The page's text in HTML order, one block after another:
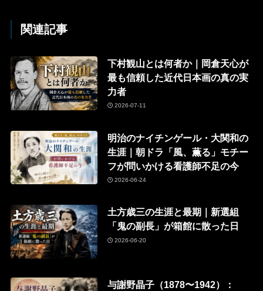
関連記事
下村観山とは何者か｜岡倉天心が
最も信頼した近代日本画の真の実
力者
2026-07-11
明治のナイチンゲール・大関和の
生涯｜朝ドラ「風、薫る」モチー
フが問いかける看護師不足の今
2026-06-24
土方歳三の生涯と最期｜新選組
「鬼の副長」が箱館に散った日
2026-06-20
与謝野晶子（1878〜1942）：